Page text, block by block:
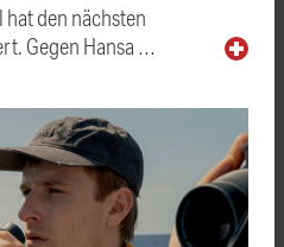
hat den nächsten
Gegen Hansa …